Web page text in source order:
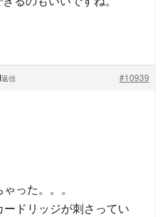
#10939
返信
った。。。
ードリッジが刺さってい